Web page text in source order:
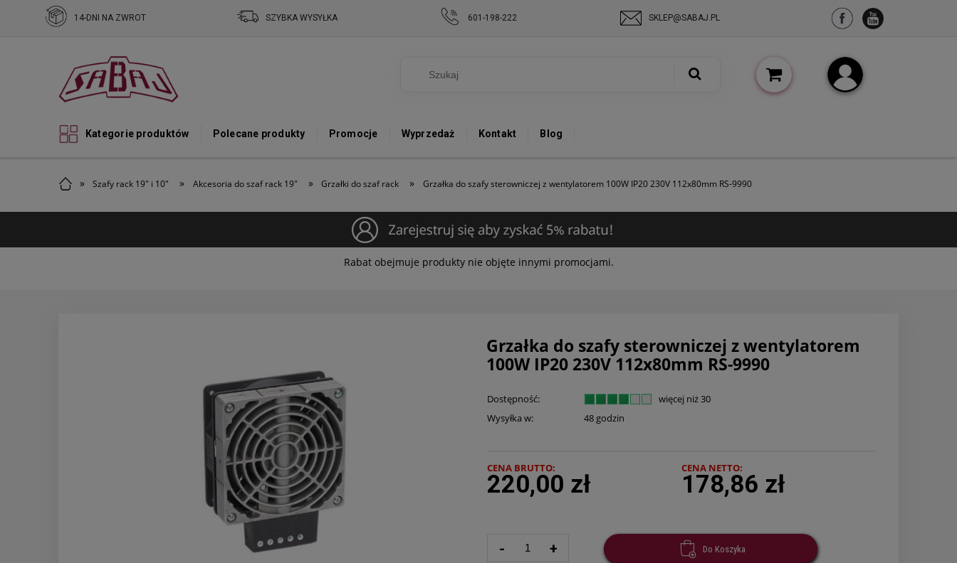
Kategorie produktów Polecane produkty Promocje Wyprzedaż Kontakt Blog
» Szafy rack 19" i 10" » Akcesoria do szaf rack 19" » Grzałki do szaf rack » Grzałka do szafy sterowniczej z wentylatorem 100W IP20 230V 112x80mm RS-9990
14-DNI NA ZWROT SZYBKA WYSYŁKA 601-198-222 SKLEP@SABAJ.PL
Rabat obejmuje produkty nie objęte innymi promocjami.
Grzałka do szafy sterowniczej z wentylatorem
100W IP20 230V 112x80mm RS-9990
Dostępność:
więcej niż 30
Wysyłka w:
48 godzin
CENA BRUTTO:
220,00 zł
CENA NETTO:
178,86 zł
- + Do Koszyka